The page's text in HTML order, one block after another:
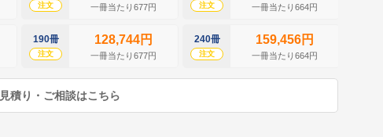
注文 一冊当たり677円
190冊
注文
128,744円
一冊当たり677円
注文 一冊当たり664円
240冊
注文
159,456円
一冊当たり664円
積り・ご相談はこちら